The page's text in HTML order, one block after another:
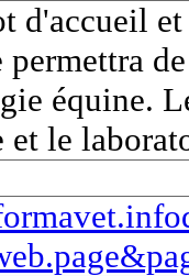
d'accueil
équine.
et le